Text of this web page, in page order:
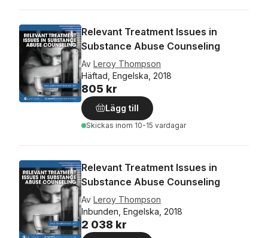
Relevant Treatment Issues in
Substance Abuse Counseling
Av Leroy Thompson
Häftad, Engelska, 2018
805 kr
Lägg till
Skickas inom 10-15 vardagar
Relevant Treatment Issues in
Substance Abuse Counseling
Av Leroy Thompson
Inbunden, Engelska, 2018
2 038 kr